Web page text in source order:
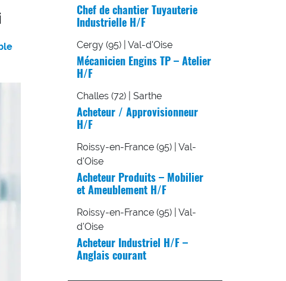
Chef de chantier Tuyauterie
Industrielle H/F
Cergy (95) | Val-d'Oise
Mécanicien Engins TP – Atelier
H/F
Challes (72) | Sarthe
Acheteur / Approvisionneur
H/F
Roissy-en-France (95) | Val-
d'Oise
Acheteur Produits – Mobilier
et Ameublement H/F
Roissy-en-France (95) | Val-
d'Oise
Acheteur Industriel H/F –
Anglais courant